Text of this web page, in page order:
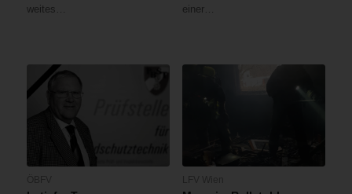
weites…
einer…